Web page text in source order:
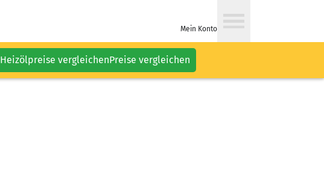
Mein Konto
Heizölpreise vergleichenPreise vergleichen